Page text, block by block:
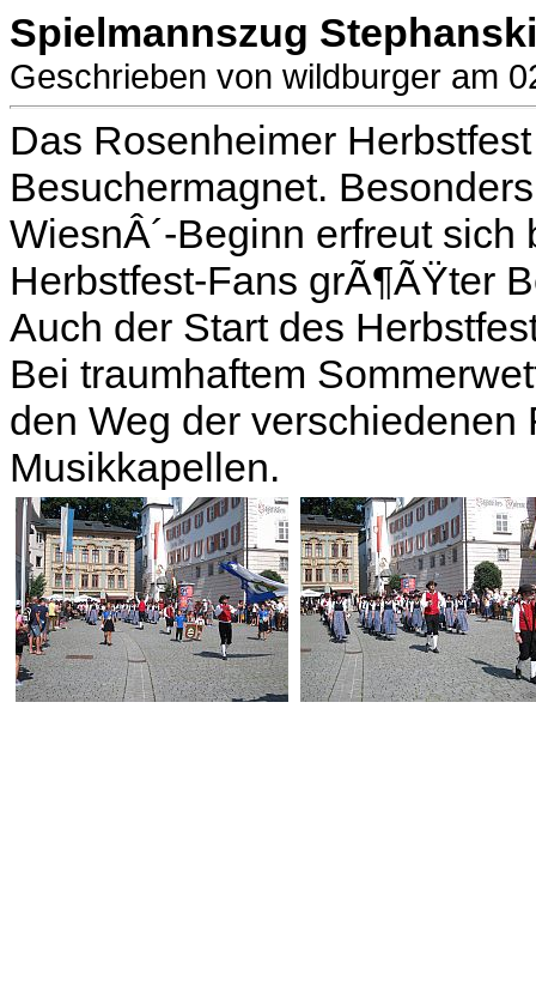
Spielmannszug
Geschrieben von wildburger am
Das Rosenheimer
Besuchermagnet.
WiesnÂ´-Beginn erfreut
Herbstfest-Fans grÃ¶ÃŸter
Auch der Start des
Bei traumhaftem
den Weg der
Musikkapellen.